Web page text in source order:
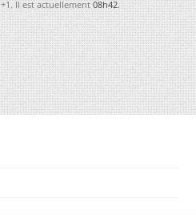
Il est actuellement08h42.